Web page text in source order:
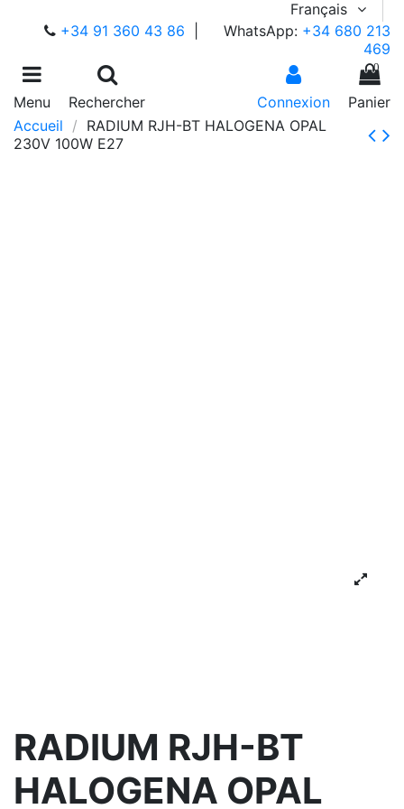
Français
+34 91 360 43 86
WhatsApp: +34 680 213
469
Menu Rechercher Connexion
0
Panier
Accueil
RADIUM RJH-BT HALOGENA OPAL
230V 100W E27
RADIUM RJH-BT
HALOGENA OPAL